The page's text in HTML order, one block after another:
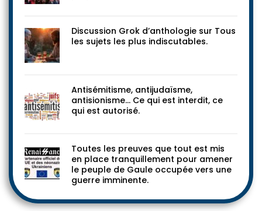
Discussion Grok d’anthologie sur Tous
les sujets les plus indiscutables.
Antisémitisme, antijudaïsme,
antisionisme… Ce qui est interdit, ce
qui est autorisé.
Toutes les preuves que tout est mis
en place tranquillement pour amener
le peuple de Gaule occupée vers une
guerre imminente.